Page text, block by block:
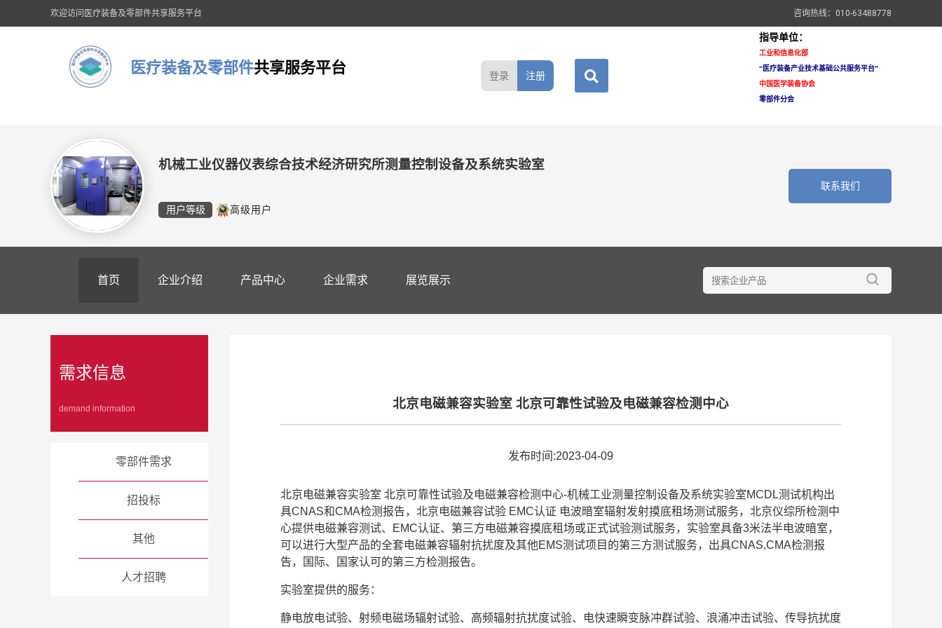
欢迎访问医疗装备及零部件共享服务平台 咨询热线：010-63488778
医疗装备及零部件共享服务平台 登录 注册
指导单位：
工业和信息化部
“医疗装备产业技术基础公共服务平台”
中国医学装备协会
零部件分会
机械工业仪器仪表综合技术经济研究所测量控制设备及系统实验室
用户等级 高级用户
联系我们
首页 企业介绍 产品中心 企业需求 展览展示
需求信息
demand information
零部件需求
招投标
其他
人才招聘
北京电磁兼容实验室 北京可靠性试验及电磁兼容检测中心
发布时间:2023-04-09
北京电磁兼容实验室 北京可靠性试验及电磁兼容检测中心-机械工业测量控制设备及系统实验室MCDL测试机构出
具CNAS和CMA检测报告，北京电磁兼容试验 EMC认证 电波暗室辐射发射摸底租场测试服务，北京仪综所检测中
心提供电磁兼容测试、EMC认证、第三方电磁兼容摸底租场或正式试验测试服务，实验室具备3米法半电波暗室，
可以进行大型产品的全套电磁兼容辐射抗扰度及其他EMS测试项目的第三方测试服务，出具CNAS,CMA检测报
告，国际、国家认可的第三方检测报告。
实验室提供的服务：
静电放电试验、射频电磁场辐射试验、高频辐射抗扰度试验、电快速瞬变脉冲群试验、浪涌冲击试验、传导抗扰度